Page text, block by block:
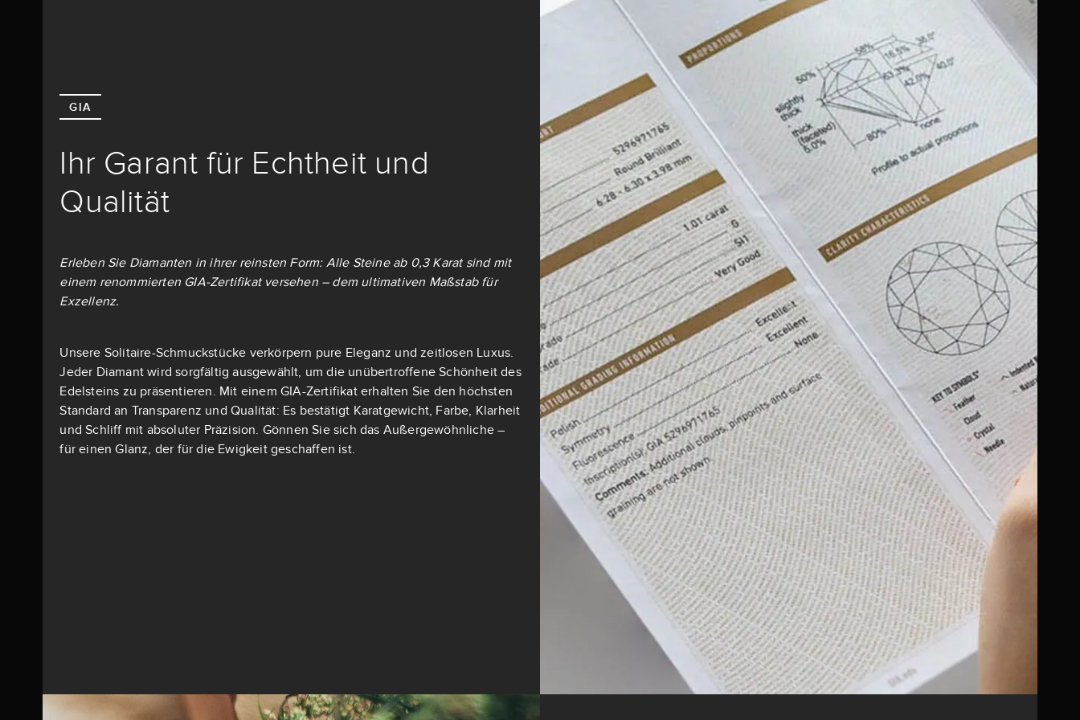
GIA
Ihr Garant für Echtheit und
Qualität
Erleben Sie Diamanten in ihrer reinsten Form: Alle Steine ab 0,3 Karat sind mit
einem renommierten GIA-Zertifikat versehen – dem ultimativen Maßstab für
Exzellenz.
Unsere Solitaire-Schmuckstücke verkörpern pure Eleganz und zeitlosen Luxus.
Jeder Diamant wird sorgfältig ausgewählt, um die unübertroffene Schönheit des
Edelsteins zu präsentieren. Mit einem GIA-Zertifikat erhalten Sie den höchsten
Standard an Transparenz und Qualität: Es bestätigt Karatgewicht, Farbe, Klarheit
und Schliff mit absoluter Präzision. Gönnen Sie sich das Außergewöhnliche –
für einen Glanz, der für die Ewigkeit geschaffen ist.